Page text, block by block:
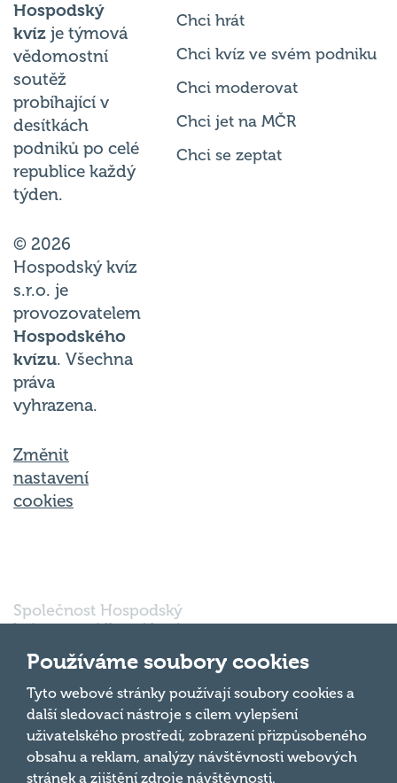
Hospodský
kvíz je týmová
vědomostní
soutěž
probíhající v
desítkách
podniků po celé
republice každý
týden.
© 2026
Hospodský kvíz
s.r.o. je
provozovatelem
Hospodského
kvízu. Všechna
práva
vyhrazena.
Změnit
nastavení
cookies
Chci hrát
Chci kvíz ve svém podniku
Chci moderovat
Chci jet na MČR
Chci se zeptat
Společnost Hospodský
kvíz s.r.o., sídlem Nové
602 00 Brno, IČ:
03980138, DIČ:
CZ03980138 je vedena
pod spisovou značkou
a oddílem 90428 C u
Krajského soudu v
Brně.
Nahoru
Používáme soubory cookies
Tyto webové stránky používají soubory cookies a
další sledovací nástroje s cílem vylepšení
uživatelského prostředí, zobrazení přizpůsobeného
obsahu a reklam, analýzy návštěvnosti webových
stránek a zjištění zdroje návštěvnosti.